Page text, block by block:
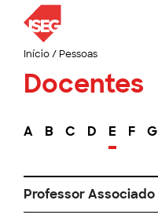
Início/ Pessoas
Docentes
A B C D E F G
Professor Associado